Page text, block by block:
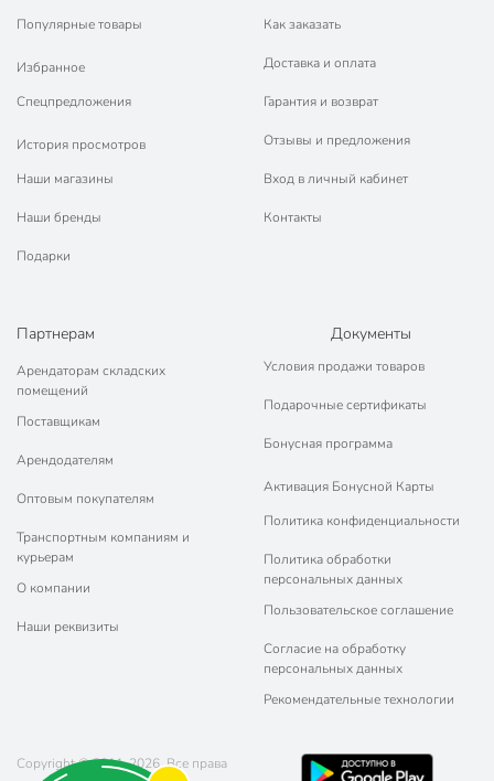
Популярные товары
Избранное
Спецпредложения
История просмотров
Наши магазины
Наши бренды
Подарки
Как заказать
Доставка и оплата
Гарантия и возврат
Отзывы и предложения
Вход в личный кабинет
Контакты
Партнерам
Арендаторам складских
помещений
Поставщикам
Арендодателям
Оптовым покупателям
Транспортным компаниям и
курьерам
О компании
Наши реквизиты
Документы
Условия продажи товаров
Подарочные сертификаты
Бонусная программа
Активация Бонусной Карты
Политика конфиденциальности
Политика обработки
персональных данных
Пользовательское соглашение
Согласие на обработку
персональных данных
Рекомендательные технологии
Copyright © 2011-2026. Все права